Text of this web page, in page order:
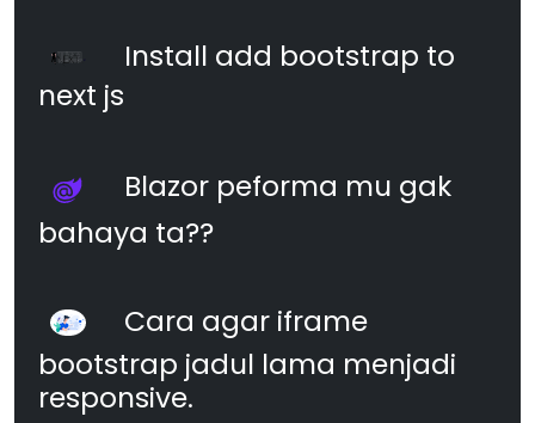
Install add bootstrap to
next js
Blazor peforma mu gak
bahaya ta??
Cara agar iframe
bootstrap jadul lama menjadi
responsive.